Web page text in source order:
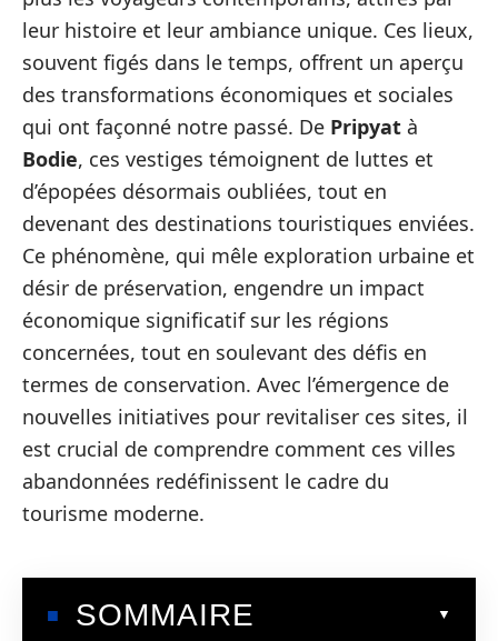
leur histoire et leur ambiance unique. Ces lieux,
souvent figés dans le temps, offrent un aperçu
des transformations économiques et sociales
qui ont façonné notre passé. De Pripyat à
Bodie, ces vestiges témoignent de luttes et
d’épopées désormais oubliées, tout en
devenant des destinations touristiques enviées.
Ce phénomène, qui mêle exploration urbaine et
désir de préservation, engendre un impact
économique significatif sur les régions
concernées, tout en soulevant des défis en
termes de conservation. Avec l’émergence de
nouvelles initiatives pour revitaliser ces sites, il
est crucial de comprendre comment ces villes
abandonnées redéfinissent le cadre du
tourisme moderne.
SOMMAIRE